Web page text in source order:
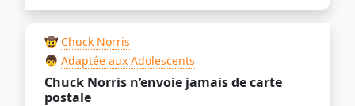
🤠 Chuck Norris
👦 Adaptée aux Adolescents
Chuck Norris n’envoie jamais de carte
postale